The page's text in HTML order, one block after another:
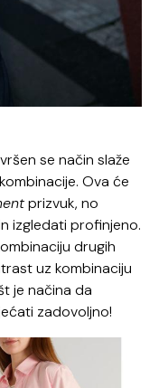
se način slaže
Ova će
prizvuk, no
izgledati profinjeno.
drugih
uz kombinaciju
je načina da
zadovoljno!